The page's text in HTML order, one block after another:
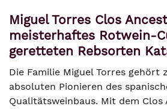
Miguel Torres Clos
meisterhaftes Rotwein-
geretteten Rebsorten
Die Familie Miguel Torres gehört
absoluten Pionieren des
Qualitätsweinbaus. Mit dem Clos